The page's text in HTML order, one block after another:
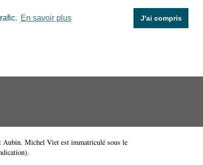
En savoir plus J'ai compris
Aubin. Michel Viet est immatriculé sous le